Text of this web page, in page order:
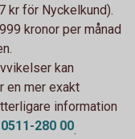
kr för Nyckelkund).
kronor per månad
kan
en mer exakt
information
0511-280 00.